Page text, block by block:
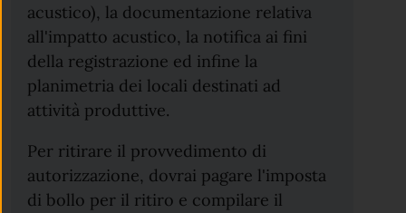
acustico), la documentazione relativa
all'impatto acustico, la notifica ai fini
della registrazione ed infine la
planimetria dei locali destinati ad
attività produttive.
Per ritirare il provvedimento di
autorizzazione, dovrai pagare l'imposta
di bollo per il ritiro e compilare il